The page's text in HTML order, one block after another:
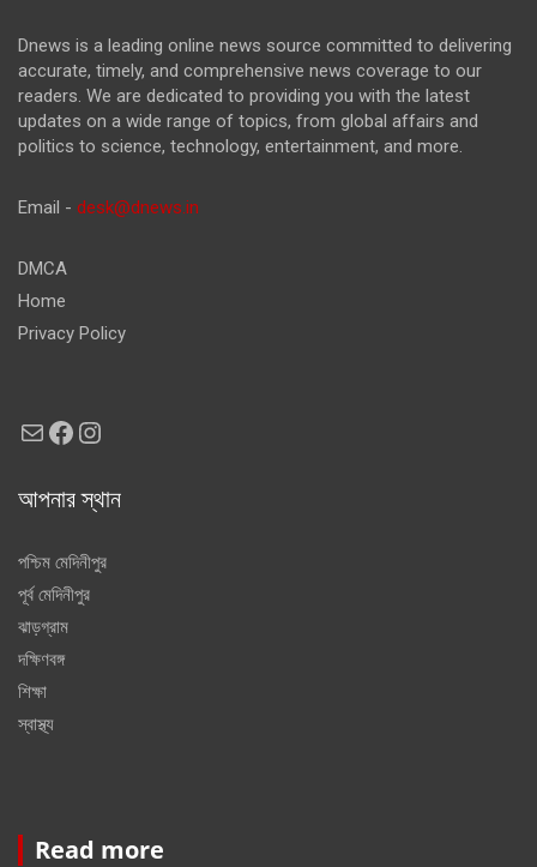
Dnews is a leading online news source committed to delivering
accurate, timely, and comprehensive news coverage to our
readers. We are dedicated to providing you with the latest
updates on a wide range of topics, from global affairs and
politics to science, technology, entertainment, and more.
Email - desk@dnews.in
DMCA
Home
Privacy Policy
MailFacebook
Instagram
আপনার স্থান
পশ্চিম মেদিনীপুর
পূর্ব মেদিনীপুর
ঝাড়গ্রাম
দক্ষিণবঙ্গ
শিক্ষা
স্বাস্থ্য
Read more